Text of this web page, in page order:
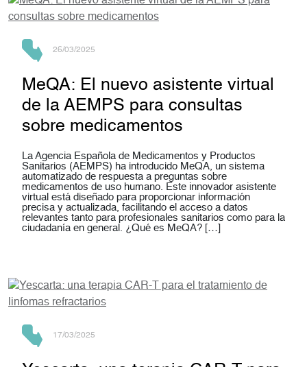
26/03/2025
MeQA: El nuevo asistente virtual
de la AEMPS para consultas
sobre medicamentos
La Agencia Española de Medicamentos y Productos
Sanitarios (AEMPS) ha introducido MeQA, un sistema
automatizado de respuesta a preguntas sobre
medicamentos de uso humano. Este innovador asistente
virtual está diseñado para proporcionar información
precisa y actualizada, facilitando el acceso a datos
relevantes tanto para profesionales sanitarios como para la
ciudadanía en general. ¿Qué es MeQA? […]
17/03/2025